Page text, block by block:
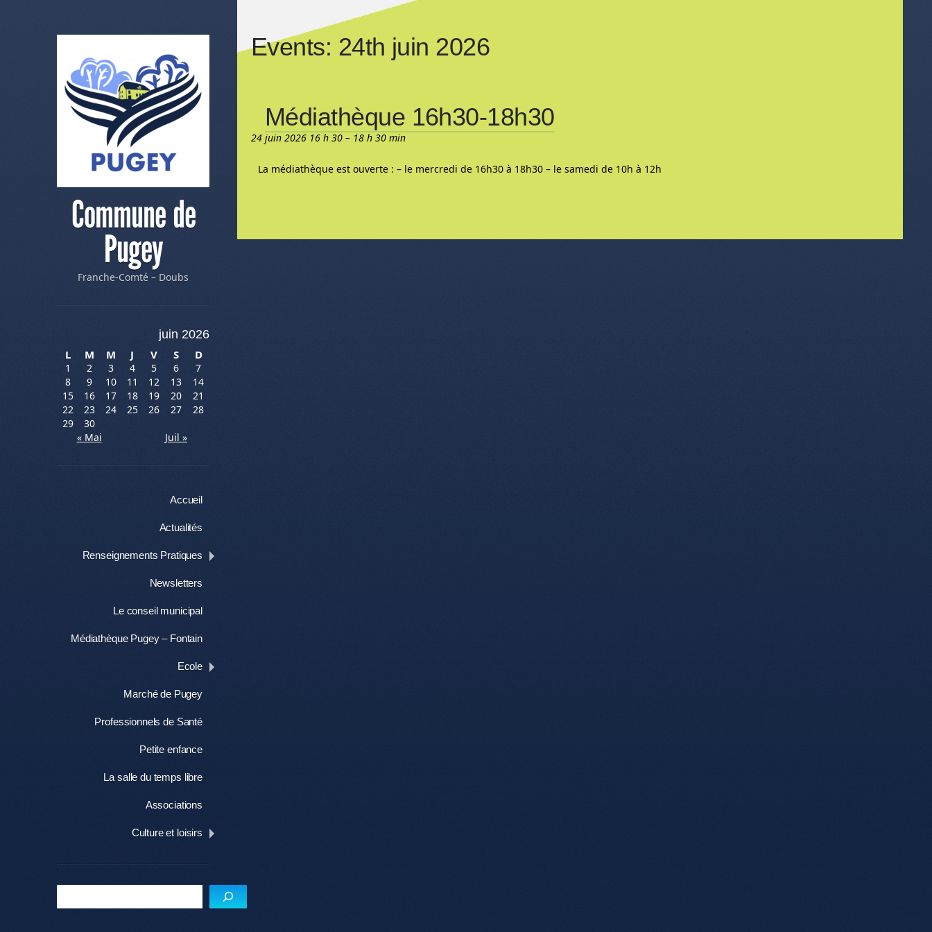
Commune de
Pugey
Franche-Comté – Doubs
juin 2026
L
M M J V S D
1 2 3 4 5 6
7
8
9 10 11 12 13
14
15
16 17 18 19 20
21
22
23 24 25 26 27
28
29
30
« Mai
Juil »
Accueil
Actualités
Renseignements Pratiques
Newsletters
Le conseil municipal
Médiathèque Pugey – Fontain
Ecole
Marché de Pugey
Professionnels de Santé
Petite enfance
La salle du temps libre
Associations
Culture et loisirs
Events: 24th juin 2026
Médiathèque 16h30-18h30
24 juin 2026 16 h 30 – 18 h 30 min
La médiathèque est ouverte : – le mercredi de 16h30 à 18h30 – le samedi de 10h à 12h